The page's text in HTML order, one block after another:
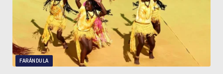
FARÁNDULA